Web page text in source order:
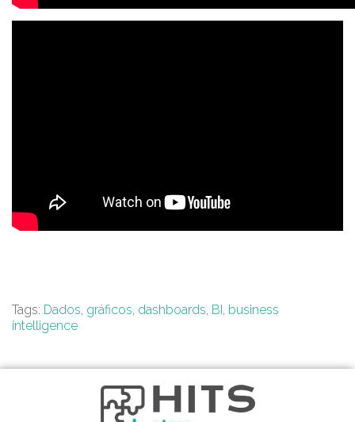
Tags: Dados, gráficos, dashboards, BI , business
intelligence